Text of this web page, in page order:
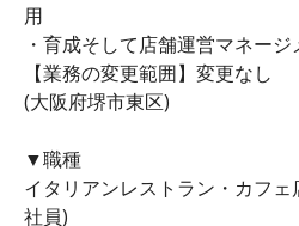
用
・育成そして店舗運営マネージ
【業務の変更範囲】変更なし
(大阪府堺市東区)
▼職種
イタリアンレストラン・カフ
社員)